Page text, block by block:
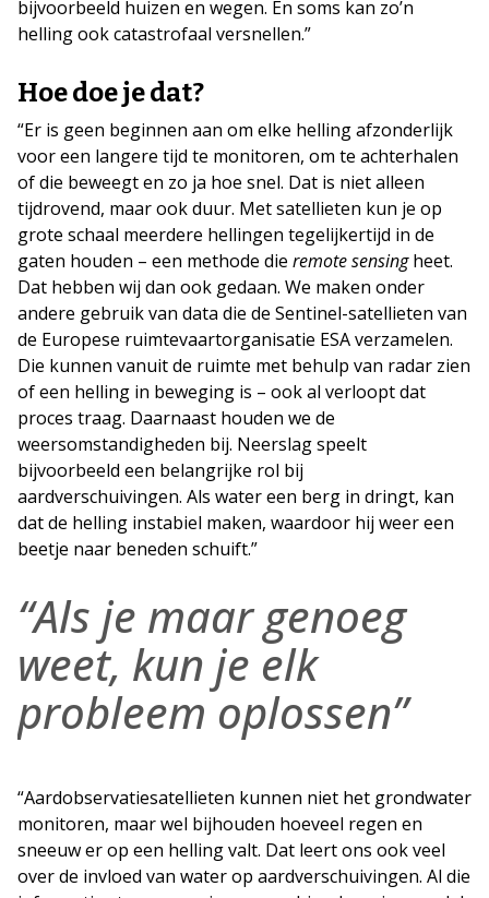
bijvoorbeeld huizen en wegen. En soms kan zo’n
helling ook catastrofaal versnellen.”
Hoe doe je dat?
“Er is geen beginnen aan om elke helling afzonderlijk
voor een langere tijd te monitoren, om te achterhalen
of die beweegt en zo ja hoe snel. Dat is niet alleen
tijdrovend, maar ook duur. Met satellieten kun je op
grote schaal meerdere hellingen tegelijkertijd in de
gaten houden – een methode die remote sensingheet.
Dat hebben wij dan ook gedaan. We maken onder
andere gebruik van data die de Sentinel-satellieten van
de Europese ruimtevaartorganisatie ESA verzamelen.
Die kunnen vanuit de ruimte met behulp van radar zien
of een helling in beweging is – ook al verloopt dat
proces traag. Daarnaast houden we de
weersomstandigheden bij. Neerslag speelt
bijvoorbeeld een belangrijke rol bij
aardverschuivingen. Als water een berg in dringt, kan
dat de helling instabiel maken, waardoor hij weer een
beetje naar beneden schuift.”
“Als je maar genoeg
weet, kun je elk
probleem oplossen”
“Aardobservatiesatellieten kunnen niet het grondwater
monitoren, maar wel bijhouden hoeveel regen en
sneeuw er op een helling valt. Dat leert ons ook veel
over de invloed van water op aardverschuivingen. Al die